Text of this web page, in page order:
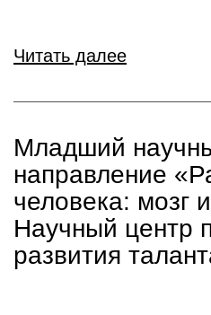
Читать далее
Младший
направление
человека: мозг
Научный центр
развития